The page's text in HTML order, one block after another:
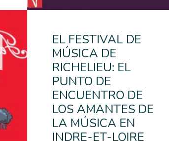
EL FESTIVAL DE
MÚSICA DE
RICHELIEU: EL
PUNTO DE
ENCUENTRO DE
LOS AMANTES DE
LA MÚSICA EN
INDRE-ET-LOIRE